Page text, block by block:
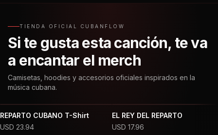
TIENDA OFICIAL CUBANFLOW
Si te gusta esta canción, te va
a encantar el merch
Camisetas, hoodies y accesorios oficiales inspirados en la
música cubana.
REPARTO CUBANO T-Shirt
USD 23.94
EL REY DEL REPARTO
USD 17.96